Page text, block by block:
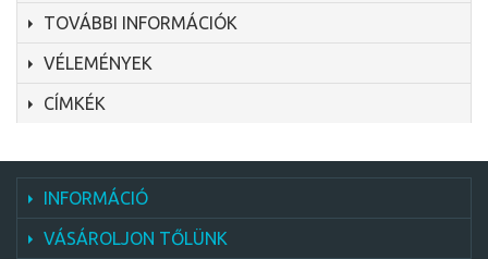
TOVÁBBI INFORMÁCIÓK
VÉLEMÉNYEK
CÍMKÉK
INFORMÁCIÓ
VÁSÁROLJON TŐLÜNK